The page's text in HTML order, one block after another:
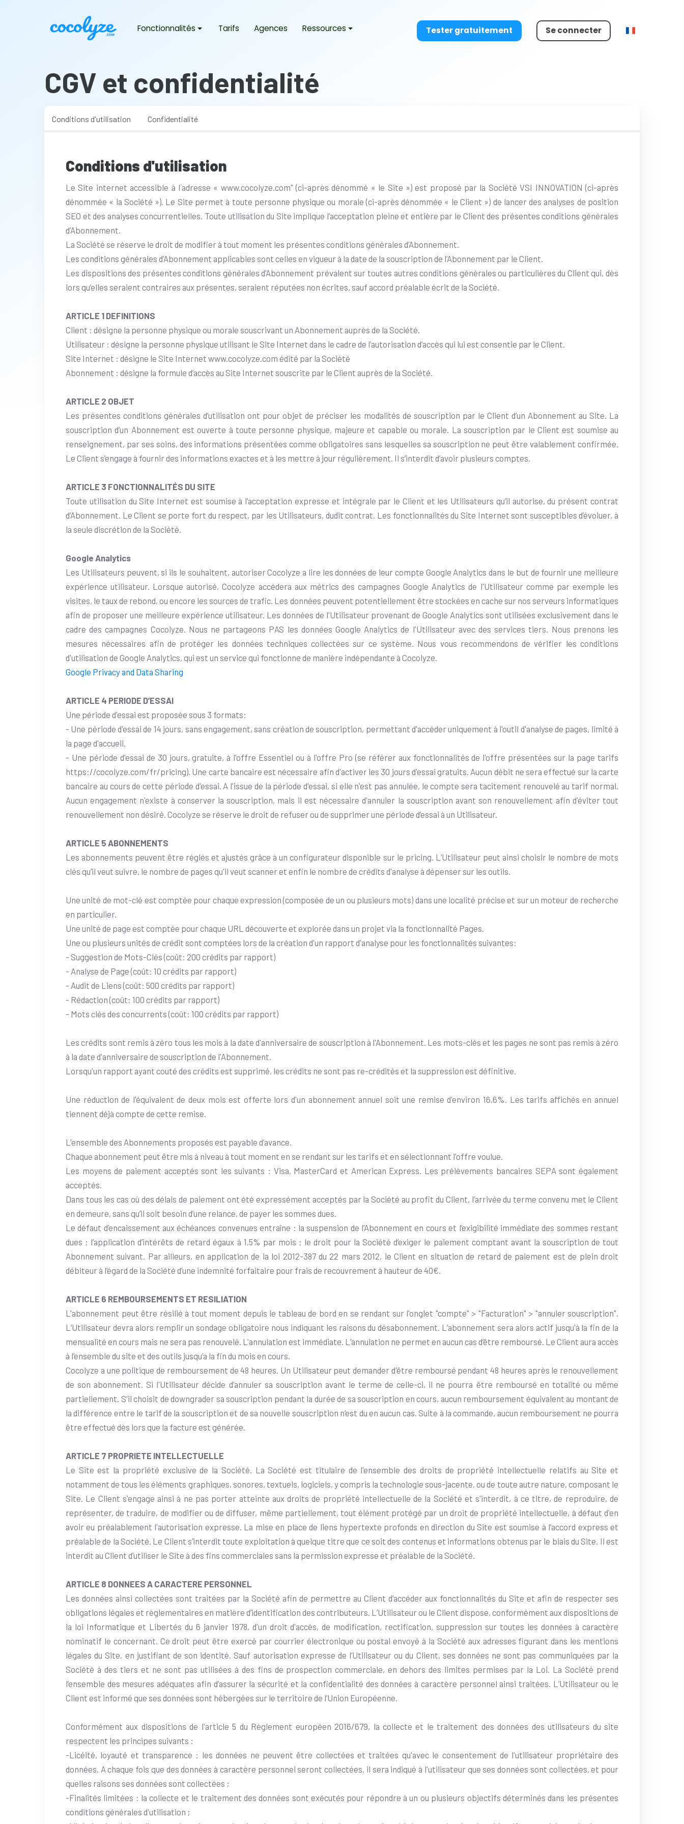
Fonctionnalités Tarifs Agences Ressources Tester gratuitement Se connecter
CGV et confidentialité
Conditions d'utilisation Confidentialité
Conditions d'utilisation
Le Site internet accessible à l`adresse « www.cocolyze.com" (ci-après dénommé « le Site ») est proposé par la Société VSI INNOVATION (ci-après
dénommée « la Société »). Le Site permet à toute personne physique ou morale (ci-après dénommée « le Client ») de lancer des analyses de position
SEO et des analyses concurrentielles. Toute utilisation du Site implique l’acceptation pleine et entière par le Client des présentes conditions générales
d’Abonnement.
La Société se réserve le droit de modifier à tout moment les présentes conditions générales d’Abonnement.
Les conditions générales d’Abonnement applicables sont celles en vigueur à la date de la souscription de l’Abonnement par le Client.
Les dispositions des présentes conditions générales d’Abonnement prévalent sur toutes autres conditions générales ou particulières du Client qui, dès
lors qu’elles seraient contraires aux présentes, seraient réputées non écrites, sauf accord préalable écrit de la Société.
ARTICLE 1 DEFINITIONS
Client : désigne la personne physique ou morale souscrivant un Abonnement auprès de la Société.
Utilisateur : désigne la personne physique utilisant le Site Internet dans le cadre de l’autorisation d’accès qui lui est consentie par le Client.
Site Internet : désigne le Site Internet www.cocolyze.com édité par la Société
Abonnement : désigne la formule d’accès au Site Internet souscrite par le Client auprès de la Société.
ARTICLE 2 OBJET
Les présentes conditions générales d’utilisation ont pour objet de préciser les modalités de souscription par le Client d’un Abonnement au Site. La
souscription d’un Abonnement est ouverte à toute personne physique, majeure et capable ou morale. La souscription par le Client est soumise au
renseignement, par ses soins, des informations présentées comme obligatoires sans lesquelles sa souscription ne peut être valablement confirmée.
Le Client s’engage à fournir des informations exactes et à les mettre à jour régulièrement. Il s’interdit d’avoir plusieurs comptes.
ARTICLE 3 FONCTIONNALITÉS DU SITE
Toute utilisation du Site Internet est soumise à l’acceptation expresse et intégrale par le Client et les Utilisateurs qu’il autorise, du présent contrat
d’Abonnement. Le Client se porte fort du respect, par les Utilisateurs, dudit contrat. Les fonctionnalités du Site Internet sont susceptibles d’évoluer, à
la seule discrétion de la Société.
Google Analytics
Les Utilisateurs peuvent, si ils le souhaitent, autoriser Cocolyze a lire les données de leur compte Google Analytics dans le but de fournir une meilleure
expérience utilisateur. Lorsque autorisé, Cocolyze accédera aux métrics des campagnes Google Analytics de l'Utilisateur comme par exemple les
visites, le taux de rebond, ou encore les sources de trafic. Les données peuvent potentiellement être stockées en cache sur nos serveurs informatiques
afin de proposer une meilleure expérience utilisateur. Les données de l'Utilisateur provenant de Google Analytics sont utilisées exclusivement dans le
cadre des campagnes Cocolyze. Nous ne partageons PAS les données Google Analytics de l'Utilisateur avec des services tiers. Nous prenons les
mesures nécessaires afin de protéger les données techniques collectées sur ce système. Nous vous recommendons de vérifier les conditions
d'utilisation de Google Analytics, qui est un service qui fonctionne de manière indépendante à Cocolyze.
Google Privacy and Data Sharing
ARTICLE 4 PERIODE D’ESSAI
Une période d'essai est proposée sous 3 formats:
- Une période d'essai de 14 jours, sans engagement, sans création de souscription, permettant d'accéder uniquement à l'outil d'analyse de pages, limité à
la page d'accueil.
- Une période d'essai de 30 jours, gratuite, à l'offre Essentiel ou à l'offre Pro (se référer aux fonctionnalités de l'offre présentées sur la page tarifs
https://cocolyze.com/fr/pricing). Une carte bancaire est nécessaire afin d'activer les 30 jours d'essai gratuits. Aucun débit ne sera effectué sur la carte
bancaire au cours de cette période d'essai. A l'issue de la période d'essai, si elle n'est pas annulée, le compte sera tacitement renouvelé au tarif normal.
Aucun engagement n'existe à conserver la souscription, mais il est nécessaire d'annuler la souscription avant son renouvellement afin d'éviter tout
renouvellement non désiré. Cocolyze se réserve le droit de refuser ou de supprimer une période d’essai à un Utilisateur.
ARTICLE 5 ABONNEMENTS
Les abonnements peuvent être réglés et ajustés grâce à un configurateur disponible sur le pricing. L’Utilisateur peut ainsi choisir le nombre de mots
clés qu’il veut suivre, le nombre de pages qu'il veut scanner et enfin le nombre de crédits d'analyse à dépenser sur les outils.
Une unité de mot-clé est comptée pour chaque expression (composée de un ou plusieurs mots) dans une localité précise et sur un moteur de recherche
en particulier.
Une unité de page est comptée pour chaque URL découverte et explorée dans un projet via la fonctionnalité Pages.
Une ou plusieurs unités de crédit sont comptées lors de la création d'un rapport d'analyse pour les fonctionnalités suivantes:
- Suggestion de Mots-Clés (coût: 200 crédits par rapport)
- Analyse de Page (coût: 10 crédits par rapport)
- Audit de Liens (coût: 500 crédits par rapport)
- Rédaction (coût: 100 crédits par rapport)
- Mots clés des concurrents (coût: 100 crédits par rapport)
Les crédits sont remis à zéro tous les mois à la date d'anniversaire de souscription à l'Abonnement. Les mots-clés et les pages ne sont pas remis à zéro
à la date d'anniversaire de souscription de l'Abonnement.
Lorsqu'un rapport ayant couté des crédits est supprimé, les crédits ne sont pas re-crédités et la suppression est définitive.
Une réduction de l'équivalent de deux mois est offerte lors d'un abonnement annuel soit une remise d'environ 16,6%. Les tarifs affichés en annuel
tiennent déjà compte de cette remise.
L'ensemble des Abonnements proposés est payable d’avance.
Chaque abonnement peut être mis à niveau à tout moment en se rendant sur les tarifs et en sélectionnant l'offre voulue.
Les moyens de paiement acceptés sont les suivants : Visa, MasterCard et American Express. Les prélèvements bancaires SEPA sont également
acceptés.
Dans tous les cas où des délais de paiement ont été expressément acceptés par la Société au profit du Client, l’arrivée du terme convenu met le Client
en demeure, sans qu’il soit besoin d’une relance, de payer les sommes dues.
Le défaut d’encaissement aux échéances convenues entraîne : la suspension de l’Abonnement en cours et l’exigibilité immédiate des sommes restant
dues ; l’application d’intérêts de retard égaux à 1,5% par mois ; le droit pour la Société d’exiger le paiement comptant avant la souscription de tout
Abonnement suivant. Par ailleurs, en application de la loi 2012-387 du 22 mars 2012, le Client en situation de retard de paiement est de plein droit
débiteur à l’égard de la Société d’une indemnité forfaitaire pour frais de recouvrement à hauteur de 40€.
ARTICLE 6 REMBOURSEMENTS ET RESILIATION
L'abonnement peut être résilié à tout moment depuis le tableau de bord en se rendant sur l'onglet "compte" > "Facturation" > "annuler souscription".
L’Utilisateur devra alors remplir un sondage obligatoire nous indiquant les raisons du désabonnement. L’abonnement sera alors actif jusqu'à la fin de la
mensualité en cours mais ne sera pas renouvelé. L'annulation est immédiate. L’annulation ne permet en aucun cas d’être remboursé. Le Client aura accès
à l’ensemble du site et des outils jusqu’a la fin du mois en cours.
Cocolyze a une politique de remboursement de 48 heures. Un Utilisateur peut demander d'être remboursé pendant 48 heures après le renouvellement
de son abonnement. Si l'Utilisateur décide d’annuler sa souscription avant le terme de celle-ci, il ne pourra être remboursé en totalité ou même
partiellement. S'il choisit de downgrader sa souscription pendant la durée de sa souscription en cours, aucun remboursement équivalent au montant de
la différence entre le tarif de la souscription et de sa nouvelle souscription n’est du en aucun cas. Suite à la commande, aucun remboursement ne pourra
être effectué dès lors que la facture est générée.
ARTICLE 7 PROPRIETE INTELLECTUELLE
Le Site est la propriété exclusive de la Société. La Société est titulaire de l'ensemble des droits de propriété intellectuelle relatifs au Site et
notamment de tous les éléments graphiques, sonores, textuels, logiciels, y compris la technologie sous-jacente, ou de toute autre nature, composant le
Site. Le Client s'engage ainsi à ne pas porter atteinte aux droits de propriété intellectuelle de la Société et s'interdit, à ce titre, de reproduire, de
représenter, de traduire, de modifier ou de diffuser, même partiellement, tout élément protégé par un droit de propriété intellectuelle, à défaut d'en
avoir eu préalablement l'autorisation expresse. La mise en place de liens hypertexte profonds en direction du Site est soumise à l’accord express et
préalable de la Société. Le Client s’interdit toute exploitation à quelque titre que ce soit des contenus et informations obtenus par le biais du Site. Il est
interdit au Client d’utiliser le Site à des fins commerciales sans la permission expresse et préalable de la Société.
ARTICLE 8 DONNEES A CARACTERE PERSONNEL
Les données ainsi collectées sont traitées par la Société afin de permettre au Client d’accéder aux fonctionnalités du Site et afin de respecter ses
obligations légales et règlementaires en matière d’identification des contributeurs. L’Utilisateur ou le Client dispose, conformément aux dispositions de
la loi Informatique et Libertés du 6 janvier 1978, d'un droit d'accès, de modification, rectification, suppression sur toutes les données à caractère
nominatif le concernant. Ce droit peut être exercé par courrier électronique ou postal envoyé à la Société aux adresses figurant dans les mentions
légales du Site, en justifiant de son identité. Sauf autorisation expresse de l’Utilisateur ou du Client, ses données ne sont pas communiquées par la
Société à des tiers et ne sont pas utilisées à des fins de prospection commerciale, en dehors des limites permises par la Loi. La Société prend
l’ensemble des mesures adéquates afin d’assurer la sécurité et la confidentialité des données à caractère personnel ainsi traitées. L’Utilisateur ou le
Client est informé que ses données sont hébergées sur le territoire de l’Union Européenne.
Conformément aux dispositions de l'article 5 du Règlement européen 2016/679, la collecte et le traitement des données des utilisateurs du site
respectent les principes suivants :
-Licéité, loyauté et transparence : les données ne peuvent être collectées et traitées qu'avec le consentement de l'utilisateur propriétaire des
données. A chaque fois que des données à caractère personnel seront collectées, il sera indiqué à l'utilisateur que ses données sont collectées, et pour
quelles raisons ses données sont collectées ;
-Finalités limitées : la collecte et le traitement des données sont exécutés pour répondre à un ou plusieurs objectifs déterminés dans les présentes
conditions générales d'utilisation ;